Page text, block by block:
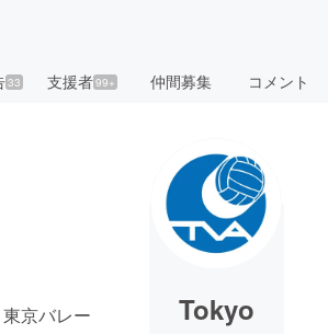
33 支援者99+ 仲間募集 コメント
京バレー
Tokyo